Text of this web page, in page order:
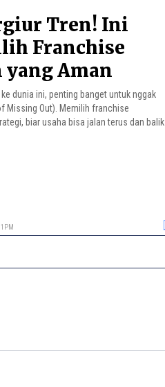
Tren! Ini
Franchise
yang Aman
dunia ini, penting banget untuk nggak
Missing Out). Memilih franchise
biar usaha bisa jalan terus dan balik